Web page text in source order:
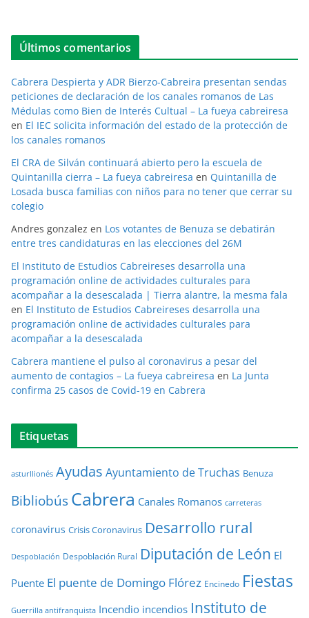
Últimos comentarios
Cabrera Despierta y ADR Bierzo-Cabreira presentan sendas
peticiones de declaración de los canales romanos de Las
Médulas como Bien de Interés Cultual – La fueya cabreiresa
en El IEC solicita información del estado de la protección de
los canales romanos
El CRA de Silván continuará abierto pero la escuela de
Quintanilla cierra – La fueya cabreiresa en Quintanilla de
Losada busca familias con niños para no tener que cerrar su
colegio
Andres gonzalez en Los votantes de Benuza se debatirán
entre tres candidaturas en las elecciones del 26M
El Instituto de Estudios Cabreireses desarrolla una
programación online de actividades culturales para
acompañar a la desescalada | Tierra alantre, la mesma fala
en El Instituto de Estudios Cabreireses desarrolla una
programación online de actividades culturales para
acompañar a la desescalada
Cabrera mantiene el pulso al coronavirus a pesar del
aumento de contagios – La fueya cabreiresa en La Junta
confirma 25 casos de Covid-19 en Cabrera
Etiquetas
asturllionés Ayudas Ayuntamiento de Truchas Benuza
BibliobúsCabrera Canales Romanos carreteras
coronavirus Crisis Coronavirus Desarrollo rural
Despoblación Despoblación Rural Diputación de León El
Puente El puente de Domingo Flórez Encinedo Fiestas
Guerrilla antifranquista Incendio incendios Instituto de